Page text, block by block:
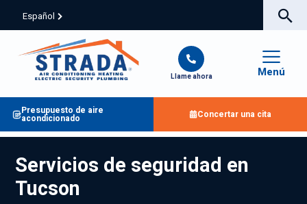
Español
Llame ahora Menú
Presupuesto de aire
acondicionado Concertar una cita
Servicios de seguridad en
Tucson